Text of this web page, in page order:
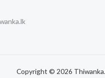
Copyright © 2026